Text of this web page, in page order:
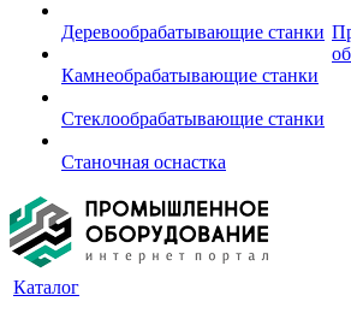
Деревообрабатывающие станки
Камнеобрабатывающие станки
Стеклообрабатывающие станки
Станочная оснастка
Каталог